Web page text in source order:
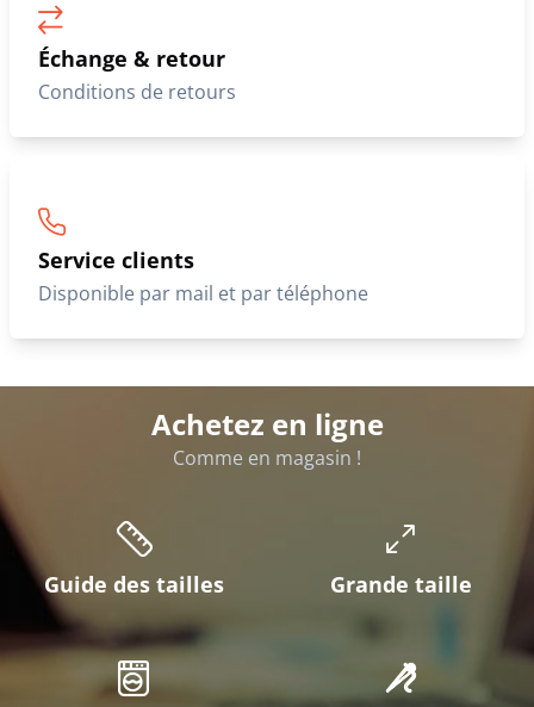
Échange & retour
Conditions de retours
Service clients
Disponible par mail et par téléphone
Achetez en ligne
Comme en magasin !
Guide des tailles Grande taille